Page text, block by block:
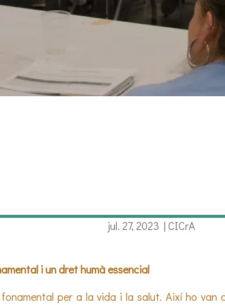
jul. 27, 2023 | CICrA
i un dret humà essencial
fonamental per a la vida i la salut. Així ho van